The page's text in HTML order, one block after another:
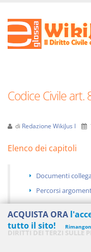
Codice Civile art.
di Redazione WikiJus I
Elenco dei capitoli
Documenti
Percorsi
DIRITTI DEI TERZI SULLE
ACQUISTA ORA
tutto il sito!